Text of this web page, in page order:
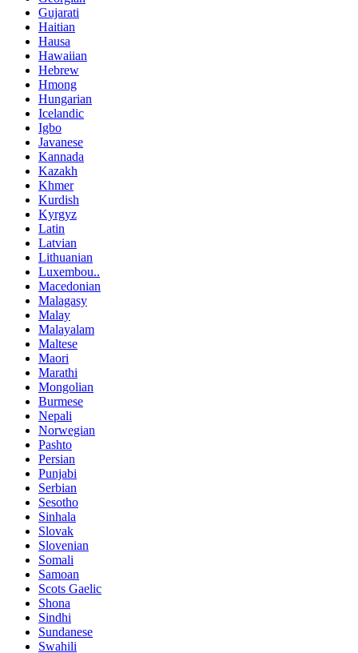
Gujarati
Haitian
Hausa
Hawaiian
Hebrew
Hmong
Hungarian
Icelandic
Igbo
Javanese
Kannada
Kazakh
Khmer
Kurdish
Kyrgyz
Latin
Latvian
Lithuanian
Luxembou..
Macedonian
Malagasy
Malay
Malayalam
Maltese
Maori
Marathi
Mongolian
Burmese
Nepali
Norwegian
Pashto
Persian
Punjabi
Serbian
Sesotho
Sinhala
Slovak
Slovenian
Somali
Samoan
Scots Gaelic
Shona
Sindhi
Sundanese
Swahili